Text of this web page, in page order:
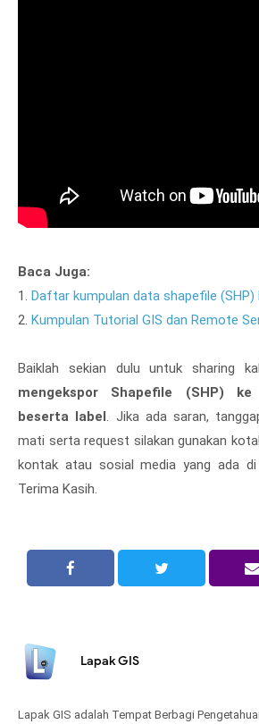
Baca Juga:
1. Daftar kumpulan data shapefile (SHP)
2. Kumpulan Tutorial GIS dan Remote
Baiklah sekian dulu untuk sharing
mengekspor Shapefile (SHP)
beserta label. Jika ada saran,
mati serta request silakan gunakan
kontak atau sosial media yang ada di
Terima Kasih.
Lapak GIS
Lapak GIS adalah Tempat Berbagi